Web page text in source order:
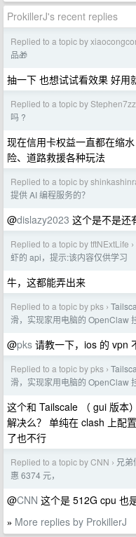
ProkillerJ's recent replies
Replied to a topic by
品🎁
抽一下 也想试试看效果 好用
Replied to a topic by Stephen7zz
吗 ?
现在信用卡权益一直都在缩
险、道路救援各种玩法
Replied to a topic by
提供 AI 编程服务的？
@dislazy2023 这个是不是还
Replied to a topic by tftNExtLife ›
虾的 api，提示:该内容仅供学习
牛，这都能弄出来
Replied to a topic by pks ›
滑，实现家用电脑的 OpenClaw
@pks 请教一下，ios 的 vpn
Replied to a topic by pks ›
滑，实现家用电脑的 OpenClaw
这个和 Tailscale （ gui 版本
解决么？ 单纯在 clash 上配
了也不行
Replied to a topic by CNN › 兄
惠 6374 元，
@CNN 这个是 512G cpu 也
» More replies by ProkillerJ